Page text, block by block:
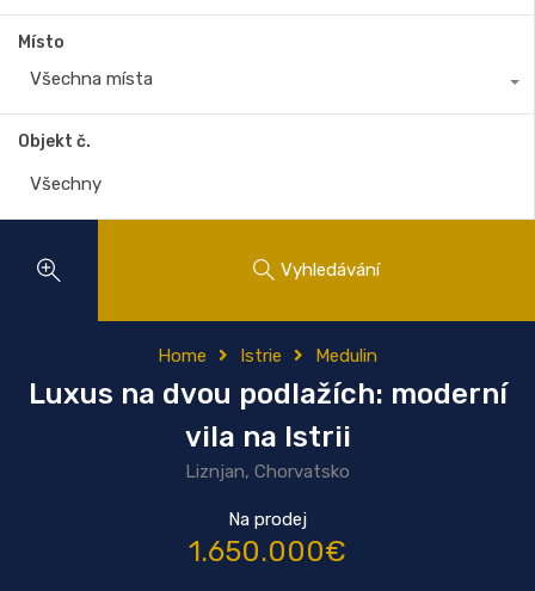
Místo
Všechna místa
Objekt č.
Vyhledávání
Home Istrie Medulin
Luxus na dvou podlažích: moderní
vila na Istrii
Liznjan, Chorvatsko
Na prodej
1.650.000€